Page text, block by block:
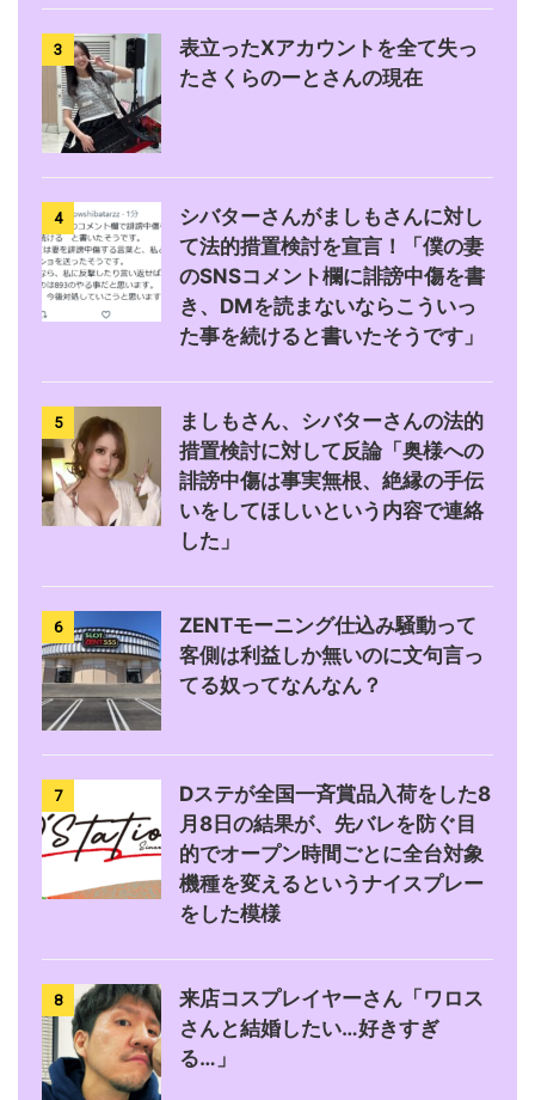
3
表立ったXアカウントを全て失っ
たさくらのーとさんの現在
4
シバターさんがましもさんに対し
て法的措置検討を宣言！「僕の妻
のSNSコメント欄に誹謗中傷を書
き、DMを読まないならこういっ
た事を続けると書いたそうです」
5
ましもさん、シバターさんの法的
措置検討に対して反論「奥様への
誹謗中傷は事実無根、絶縁の手伝
いをしてほしいという内容で連絡
した」
6
ZENTモーニング仕込み騒動って
客側は利益しか無いのに文句言っ
てる奴ってなんなん？
7
Dステが全国一斉賞品入荷をした8
月8日の結果が、先バレを防ぐ目
的でオープン時間ごとに全台対象
機種を変えるというナイスプレー
をした模様
8
来店コスプレイヤーさん「ワロス
さんと結婚したい…好きすぎ
る…」